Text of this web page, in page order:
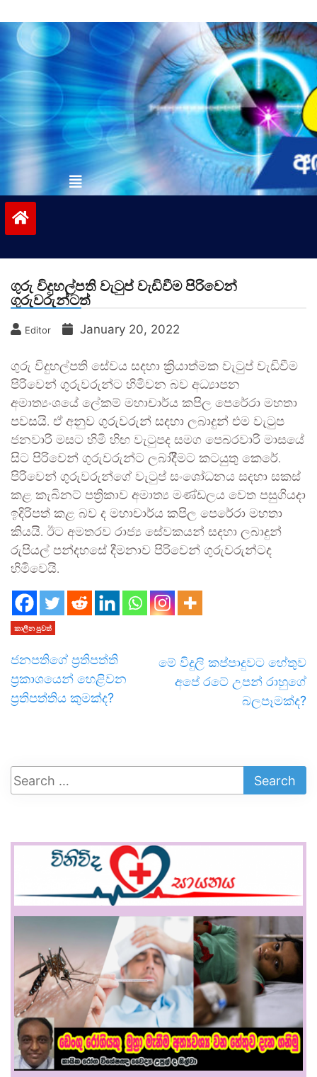
to
contentvinivida.lk
ගුරු විදුහල්පති වැටුප් වැඩිවීම පිරිවෙන්
ගුරුවරුන්ටත්
Editor January 20, 2022
ගුරු විදුහල්පති සේවය සදහා ක්‍රියාත්මක වැටුප් වැඩිවීම
පිරිවෙන් ගුරුවරුන්ට හිමිවන බව අධ්‍යාපන
අමාත්‍යංශයේ ලේකම් මහාචාර්ය කපිල පෙරේරා මහතා
පවසයි. ඒ අනුව ගුරුවරුන් සදහා ලබාදුන් එම වැටුප
ජනවාරි මසට හිමි හිඟ වැටුපද සමග පෙබරවාරි මාසයේ
සිට පිරිවෙන් ගුරුවරුන්ට ලබාදීිමට කටයුතු කෙරේ.
පිරිවෙන් ගුරුවරුන්ගේ වැටුප් සංශෝධනය සදහා සකස්
කළ කැබිනට් පත්‍රිකාව අමාත්‍ය මණ්ඩලය වෙත පසුගියදා
ඉදිරිපත් කළ බව ද මහාචාර්ය කපිල පෙරේරා මහතා
කියයි. ඊට අමතරව රාජ්‍ය සේවකයන් සදහා ලබාදුන්
රුපියල් පන්දහසේ දීමනාව පිරිවෙන් ගුරුවරුන්ටද
හිමිවෙයි.
කාලීන පුවත්
ජනපතිගේ ප්‍රතිපත්ති
ප්‍රකාශයෙන් හෙළිවන
ප්‍රතිපත්තිය කුමක්ද?
මේ විදුලි කප්පාදුවට හේතුව
අපේ රටේ උපන් රාහුගේ
බලපෑමක්ද?